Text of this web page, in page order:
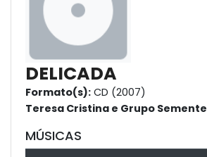
DELICADA
Formato(s): CD (2007)
Teresa Cristina e Grupo Semente
MÚSICAS